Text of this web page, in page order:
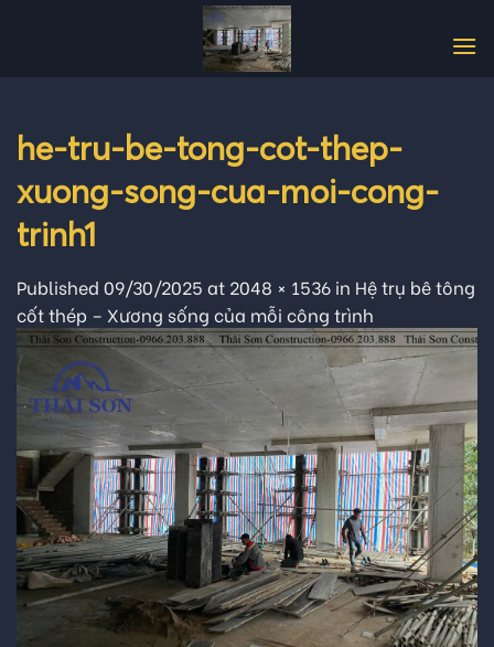
he-tru-be-tong-cot-thep-
xuong-song-cua-moi-cong-
trinh1
Published 09/30/2025 at 2048 × 1536 in Hệ trụ bê tông
cốt thép – Xương sống của mỗi công trình